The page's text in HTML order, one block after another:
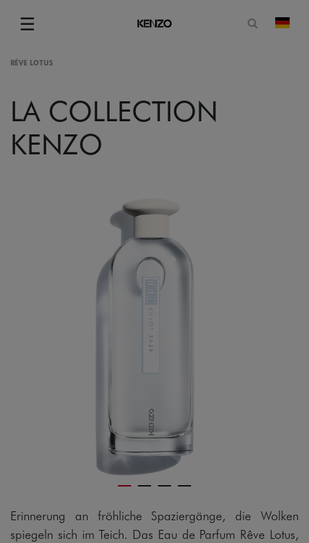
☰
Menu
RÊVE LOTUS
LA COLLECTION
KENZO
Erinnerung an fröhliche Spaziergänge, die Wolken
spiegeln sich im Teich. Das Eau de Parfum Rêve Lotus,